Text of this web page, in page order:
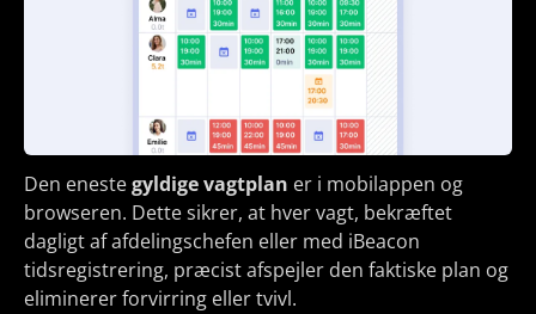
Den enestegyldige vagtplan er i mobilappen og
browseren. Dette sikrer, at hver vagt, bekræftet
dagligt af afdelingschefen eller med iBeacon
tidsregistrering, præcist afspejler den faktiske plan og
eliminerer forvirring eller tvivl.